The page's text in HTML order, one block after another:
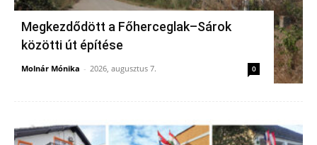
Megkezdődött a Főherceglak–Sárok
közötti út építése
Molnár Mónika - 2026, augusztus 7. 0